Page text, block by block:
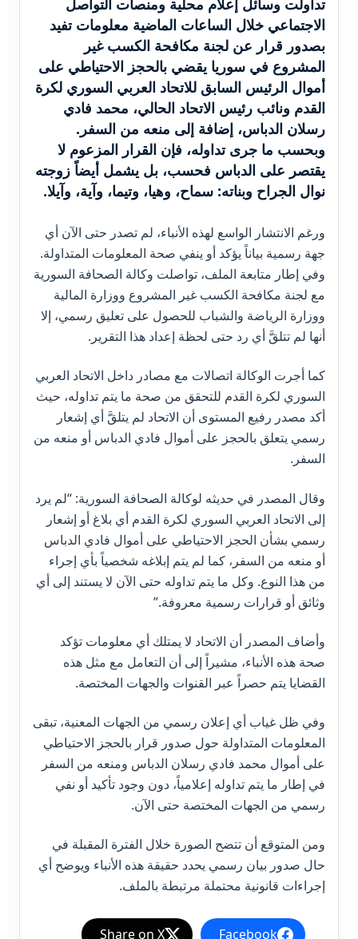
تداولت وسائل إعلام محلية ومنصات التواصل
الاجتماعي خلال الساعات الماضية معلومات تفيد
بصدور قرار عن لجنة مكافحة الكسب غير
المشروع في سوريا يقضي بالحجز الاحتياطي على
أموال الرئيس السابق للاتحاد العربي السوري لكرة
القدم ونائب رئيس الاتحاد الحالي، محمد فادي
رسلان الدباس، إضافة إلى منعه من السفر.
وبحسب ما جرى تداوله، فإن القرار المزعوم لا
يقتصر على الدباس فحسب، بل يشمل أيضاً زوجته
نوال الجراح وبناته: سماح، وهيا، وتيما، وآية، وآيلا.
ورغم الانتشار الواسع لهذه الأنباء، لم تصدر حتى الآن أي
جهة رسمية بياناً يؤكد أو ينفي صحة المعلومات المتداولة.
وفي إطار متابعة الملف، تواصلت وكالة الصحافة السورية
مع لجنة مكافحة الكسب غير المشروع ووزارة المالية
ووزارة الرياضة والشباب للحصول على تعليق رسمي، إلا
أنها لم تتلقَّ أي رد حتى لحظة إعداد هذا التقرير.
كما أجرت الوكالة اتصالات مع مصادر داخل الاتحاد العربي
السوري لكرة القدم للتحقق من صحة ما يتم تداوله، حيث
أكد مصدر رفيع المستوى أن الاتحاد لم يتلقَّ أي إشعار
رسمي يتعلق بالحجز على أموال فادي الدباس أو منعه من
السفر.
وقال المصدر في حديثه لوكالة الصحافة السورية: “لم يرد
إلى الاتحاد العربي السوري لكرة القدم أي بلاغ أو إشعار
رسمي بشأن الحجز الاحتياطي على أموال فادي الدباس
أو منعه من السفر، كما لم يتم إبلاغه شخصياً بأي إجراء
من هذا النوع. وكل ما يتم تداوله حتى الآن لا يستند إلى أي
وثائق أو قرارات رسمية معروفة.”
وأضاف المصدر أن الاتحاد لا يمتلك أي معلومات تؤكد
صحة هذه الأنباء، مشيراً إلى أن التعامل مع مثل هذه
القضايا يتم حصراً عبر القنوات والجهات المختصة.
وفي ظل غياب أي إعلان رسمي من الجهات المعنية، تبقى
المعلومات المتداولة حول صدور قرار بالحجز الاحتياطي
على أموال محمد فادي رسلان الدباس ومنعه من السفر
في إطار ما يتم تداوله إعلامياً، دون وجود تأكيد أو نفي
رسمي من الجهات المختصة حتى الآن.
ومن المتوقع أن تتضح الصورة خلال الفترة المقبلة في
حال صدور بيان رسمي يحدد حقيقة هذه الأنباء ويوضح أي
إجراءات قانونية محتملة مرتبطة بالملف.
Facebook
Share on X